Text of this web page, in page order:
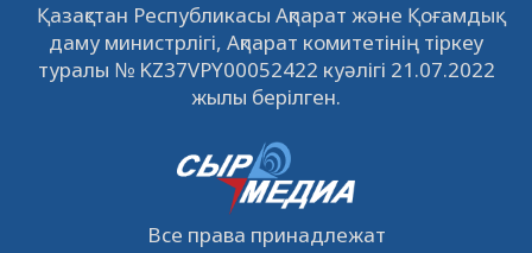
встречу с инвесторами в Кызылорде 22
ноября
21.11.2022 14951 0
Қазақстан Республикасы Ақпарат және Қоғамдық
даму министрлігі, Ақпарат комитетінің тіркеу
туралы № KZ37VPY00052422 куәлігі 21.07.2022
жылы берілген.
Все права принадлежат